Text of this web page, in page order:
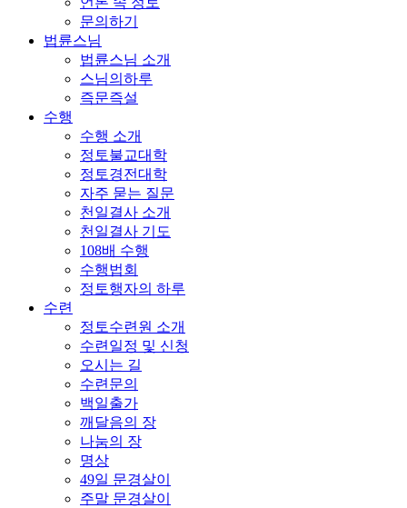
문의하기
법륜스님
법륜스님 소개
스님의하루
즉문즉설
수행
수행 소개
정토불교대학
정토경전대학
자주 묻는 질문
천일결사 소개
천일결사 기도
108배 수행
수행법회
정토행자의 하루
수련
정토수련원 소개
수련일정 및 신청
오시는 길
수련문의
백일출가
깨달음의 장
나눔의 장
명상
49일 문경살이
주말 문경살이